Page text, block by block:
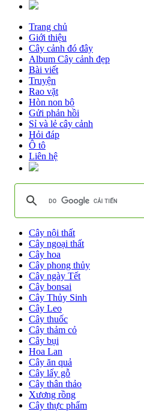
Trang chủ
Giới thiệu
Cây cảnh đó đây
Album Cây cảnh đẹp
Bài viết
Truyện
Rao vặt
Hòn non bộ
Gửi phản hồi
Sỉ và lẻ cây cảnh
Hỏi đáp
Ô tô
Liên hệ
Cây nội thất
Cây ngoại thất
Cây hoa
Cây phong thủy
Cây ngày Tết
Cây bonsai
Cây Thủy Sinh
Cây Leo
Cây thuốc
Cây thảm cỏ
Cây bụi
Hoa Lan
Cây ăn quả
Cây lấy gỗ
Cây thân thảo
Xương rồng
Cây thực phẩm